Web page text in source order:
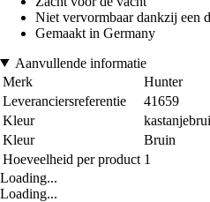
Niet vervormbaar dankzij een
Gemaakt in Germany
Aanvullende informatie
Merk
Hunter
Leveranciersreferentie
41659
Kleur
Kleur
Bruin
Hoeveelheid per product 1
Loading...
Loading...